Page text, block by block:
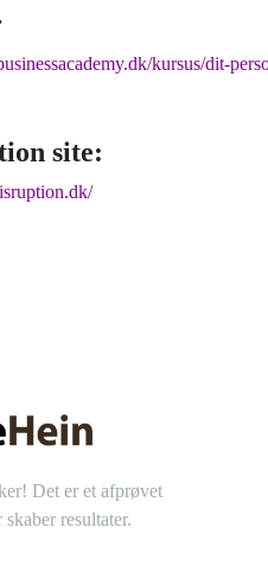
kursus/dit-
site:
Det er et afprøvet
resultater.